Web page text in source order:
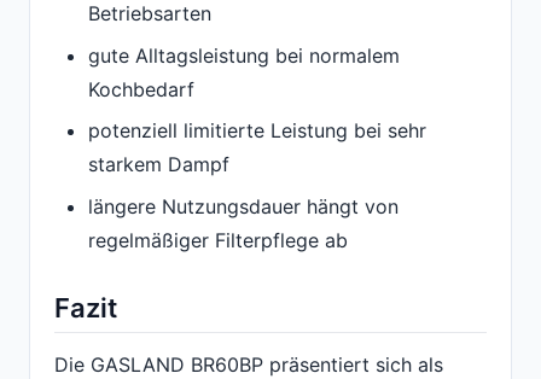
Betriebsarten
gute Alltagsleistung bei normalem
Kochbedarf
potenziell limitierte Leistung bei sehr
starkem Dampf
längere Nutzungsdauer hängt von
regelmäßiger Filterpflege ab
Fazit
Die GASLAND BR60BP präsentiert sich als